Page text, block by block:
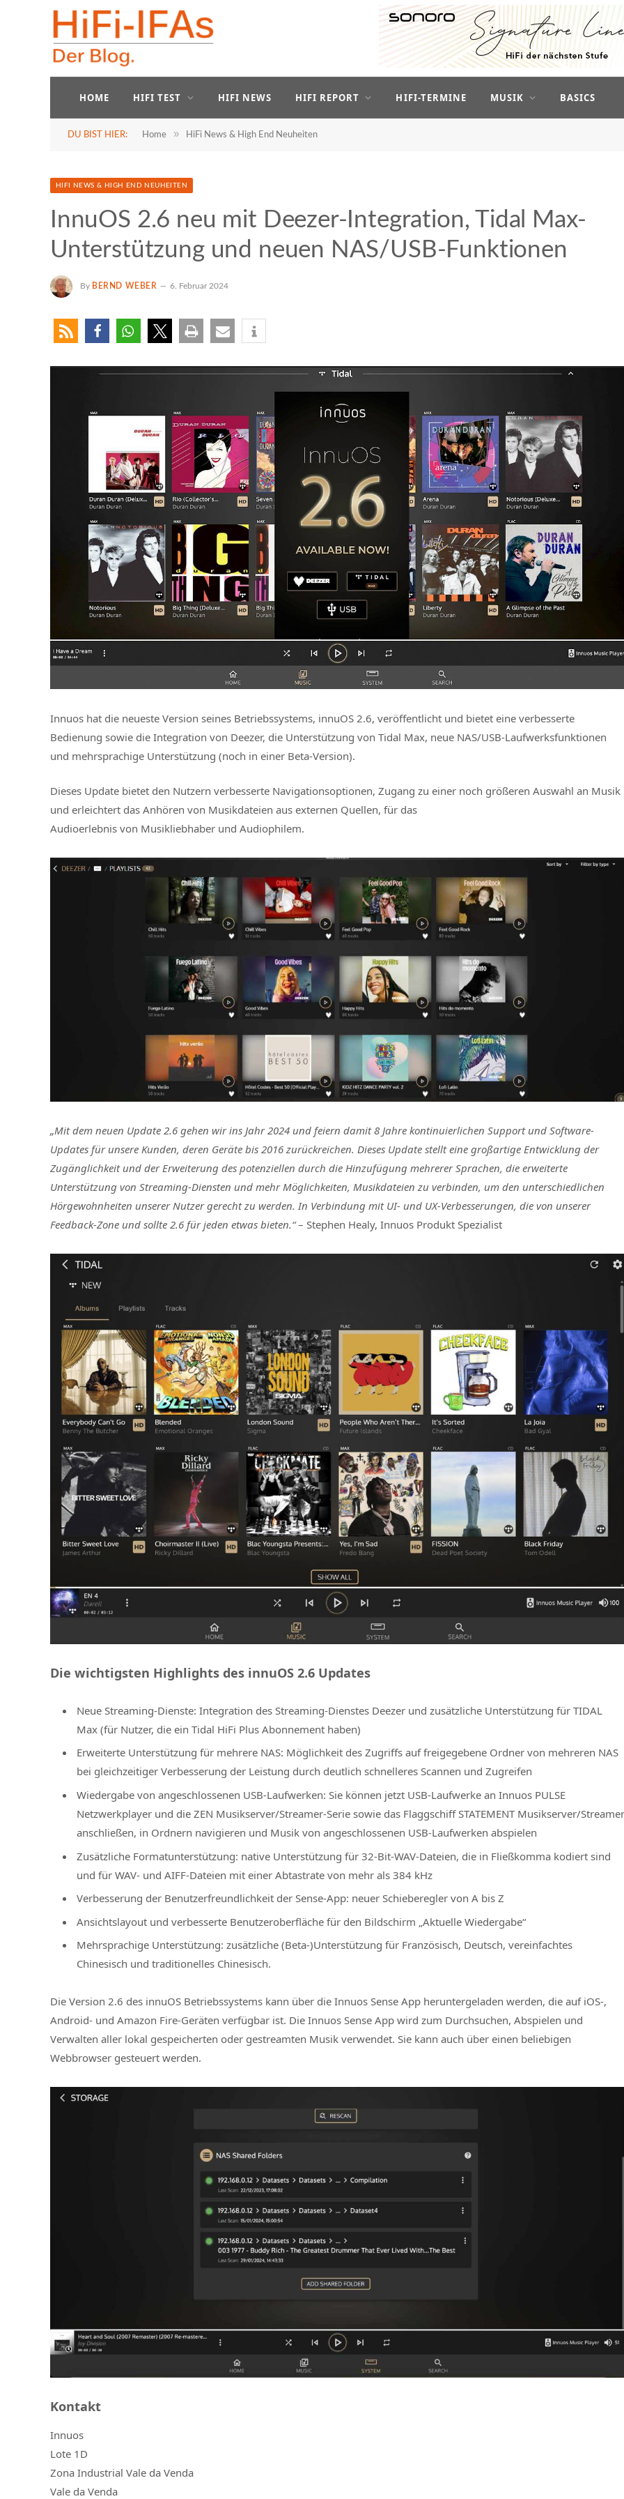
HOME HIFI TEST HIFI NEWS HIFI REPORT HIFI-TERMINE MUSIK BASICS
DU BIST HIER: Home » HiFi News & High End Neuheiten
HIFI NEWS & HIGH END NEUHEITEN
InnuOS 2.6 neu mit Deezer-Integration, Tidal Max-
Unterstützung und neuen NAS/USB-Funktionen
By BERND WEBER 6. Februar 2024
Innuos hat die neueste Version seines Betriebssystems, innuOS 2.6, veröffentlicht und bietet eine verbesserte
Bedienung sowie die Integration von Deezer, die Unterstützung von Tidal Max, neue NAS/USB-Laufwerksfunktionen
und mehrsprachige Unterstützung (noch in einer Beta-Version).
Dieses Update bietet den Nutzern verbesserte Navigationsoptionen, Zugang zu einer noch größeren Auswahl an Musik
und erleichtert das Anhören von Musikdateien aus externen Quellen, für das
Audioerlebnis von Musikliebhaber und Audiophilem.
„Mit dem neuen Update 2.6 gehen wir ins Jahr 2024 und feiern damit8 Jahre kontinuierlichen Support und Software-
Updates für unsere Kunden, deren Geräte bis 2016 zurückreichen. Dieses Update stellt eine großartige Entwicklung der
Zugänglichkeit und der Erweiterung des potenziellen durch die Hinzufügung mehrerer Sprachen, die erweiterte
Unterstützung von Streaming-Diensten und mehr Möglichkeiten, Musikdateien zu verbinden, um den unterschiedlichen
Hörgewohnheiten unserer Nutzer gerecht zu werden. In Verbindung mit UI- und UX-Verbesserungen, die von unserer
Feedback-Zone und sollte 2.6 für jeden etwas bieten.“– Stephen Healy, Innuos Produkt Spezialist
Die wichtigsten Highlights des innuOS 2.6 Updates
Neue Streaming-Dienste: Integration des Streaming-Dienstes Deezer und zusätzliche Unterstützung für TIDAL
Max (für Nutzer, die ein Tidal HiFi Plus Abonnement haben)
Erweiterte Unterstützung für mehrere NAS: Möglichkeit des Zugriffs auf freigegebene Ordner von mehreren NAS
bei gleichzeitiger Verbesserung der Leistung durch deutlich schnelleres Scannen und Zugreifen
Wiedergabe von angeschlossenen USB-Laufwerken: Sie können jetzt USB-Laufwerke an Innuos PULSE
Netzwerkplayer und die ZEN Musikserver/Streamer-Serie sowie das Flaggschiff STATEMENT Musikserver/Streamer
anschließen, in Ordnern navigieren und Musik von angeschlossenen USB-Laufwerken abspielen
Zusätzliche Formatunterstützung: native Unterstützung für 32-Bit-WAV-Dateien, die in Fließkomma kodiert sind
und für WAV- und AIFF-Dateien mit einer Abtastrate von mehr als 384 kHz
Verbesserung der Benutzerfreundlichkeit der Sense-App: neuer Schieberegler von A bis Z
Ansichtslayout und verbesserte Benutzeroberfläche für den Bildschirm „Aktuelle Wiedergabe“
Mehrsprachige Unterstützung: zusätzliche (Beta-)Unterstützung für Französisch, Deutsch, vereinfachtes
Chinesisch und traditionelles Chinesisch.
Die Version 2.6 des innuOS Betriebssystems kann über die Innuos Sense App heruntergeladen werden, die auf iOS-,
Android- und Amazon Fire-Geräten verfügbar ist. Die Innuos Sense App wird zum Durchsuchen, Abspielen und
Verwalten aller lokal gespeicherten oder gestreamten Musik verwendet. Sie kann auch über einen beliebigen
Webbrowser gesteuert werden.
Kontakt
Innuos
Lote 1D
Zona Industrial Vale da Venda
Vale da Venda